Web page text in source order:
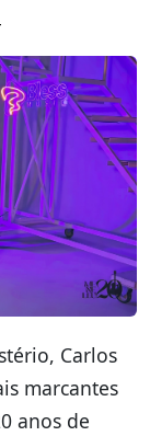
Carlos
marcantes
anos de